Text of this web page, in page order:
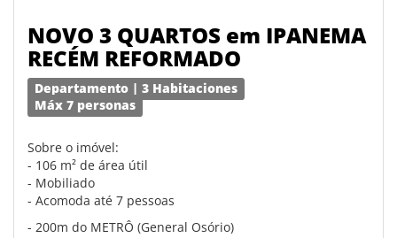
NOVO 3 QUARTOS em IPANEMA
RECÉM REFORMADO
Departamento | 3 Habitaciones
Máx 7 personas
Sobre o imóvel:
- 106 m² de área útil
- Mobiliado
- Acomoda até 7 pessoas
- 200m do METRÔ (General Osório)